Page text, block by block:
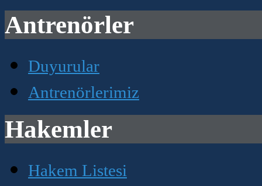
Antrenörler
Duyurular
Antrenörlerimiz
Hakemler
Hakem Listesi